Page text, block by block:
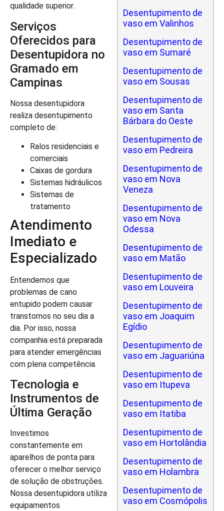
qualidade superior.
Serviços
Oferecidos para
Desentupidora no
Gramado em
Campinas
Nossa desentupidora
realiza desentupimento
completo de:
Ralos residenciais e
comerciais
Caixas de gordura
Sistemas hidráulicos
Sistemas de
tratamento
Atendimento
Imediato e
Especializado
Entendemos que
problemas de cano
entupido podem causar
transtornos no seu dia a
dia. Por isso, nossa
companhia está preparada
para atender emergências
com plena competência.
Tecnologia e
Instrumentos de
Última Geração
Investimos
constantemente em
aparelhos de ponta para
oferecer o melhor serviço
de solução de obstruções.
Nossa desentupidora utiliza
equipamentos
Desentupimento de
vaso em Valinhos
Desentupimento de
vaso em Sumaré
Desentupimento de
vaso em Sousas
Desentupimento de
vaso em Santa
Bárbara do Oeste
Desentupimento de
vaso em Pedreira
Desentupimento de
vaso em Nova
Veneza
Desentupimento de
vaso em Nova
Odessa
Desentupimento de
vaso em Matão
Desentupimento de
vaso em Louveira
Desentupimento de
vaso em Joaquim
Egídio
Desentupimento de
vaso em Jaguariúna
Desentupimento de
vaso em Itupeva
Desentupimento de
vaso em Itatiba
Desentupimento de
vaso em Hortolândia
Desentupimento de
vaso em Holambra
Desentupimento de
vaso em Cosmópolis